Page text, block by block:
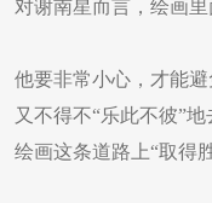
对谢南星而言，绘画里
他要非常小心，才能
又不得不“乐此不彼”
绘画这条道路上“取得胜